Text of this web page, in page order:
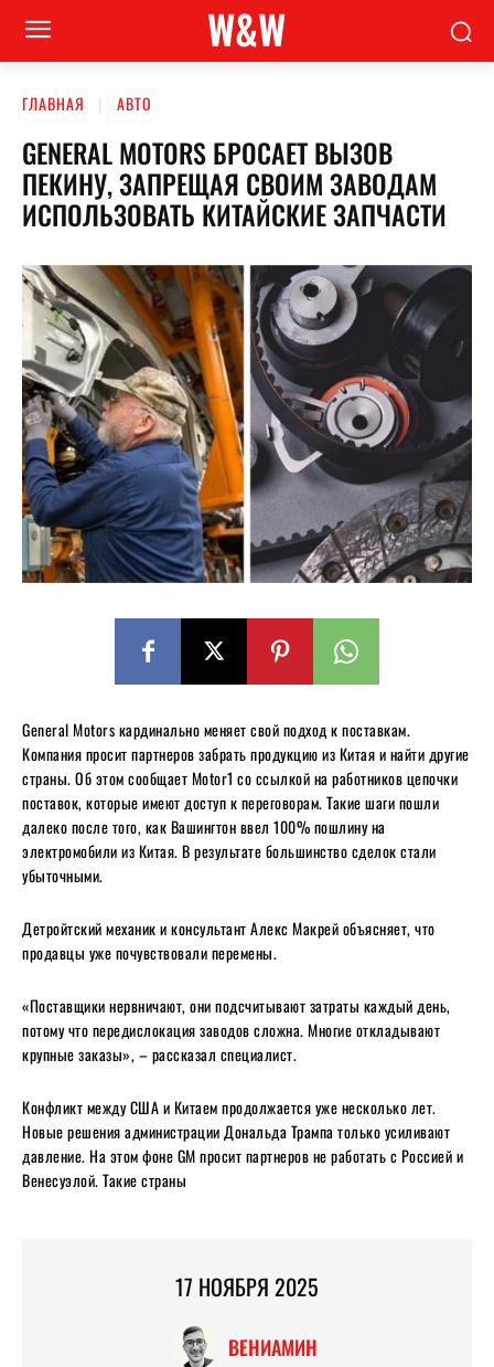
W&W
ГЛАВНАЯ АВТО
GENERAL MOTORS БРОСАЕТ ВЫЗОВ
ПЕКИНУ, ЗАПРЕЩАЯ СВОИМ ЗАВОДАМ
ИСПОЛЬЗОВАТЬ КИТАЙСКИЕ ЗАПЧАСТИ
General Motors кардинально меняет свой подход к поставкам.
Компания просит партнеров забрать продукцию из Китая и найти другие
страны. Об этом сообщает Motor1 со ссылкой на работников цепочки
поставок, которые имеют доступ к переговорам. Такие шаги пошли
далеко после того, как Вашингтон ввел 100% пошлину на
электромобили из Китая. В результате большинство сделок стали
убыточными.
Детройтский механик и консультант Алекс Макрей объясняет, что
продавцы уже почувствовали перемены.
«Поставщики нервничают, они подсчитывают затраты каждый день,
потому что передислокация заводов сложна. Многие откладывают
крупные заказы», – рассказал специалист.
Конфликт между США и Китаем продолжается уже несколько лет.
Новые решения администрации Дональда Трампа только усиливают
давление. На этом фоне GM просит партнеров не работать с Россией и
Венесуэлой. Такие страны
17 НОЯБРЯ 2025
ВЕНИАМИН